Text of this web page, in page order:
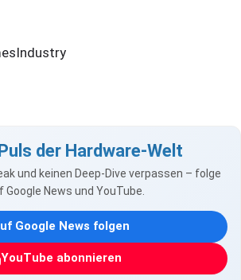
der Hardware-Welt
und keinen Deep-Dive verpassen – folge
Google News und YouTube.
Google News folgen
YouTube abonnieren